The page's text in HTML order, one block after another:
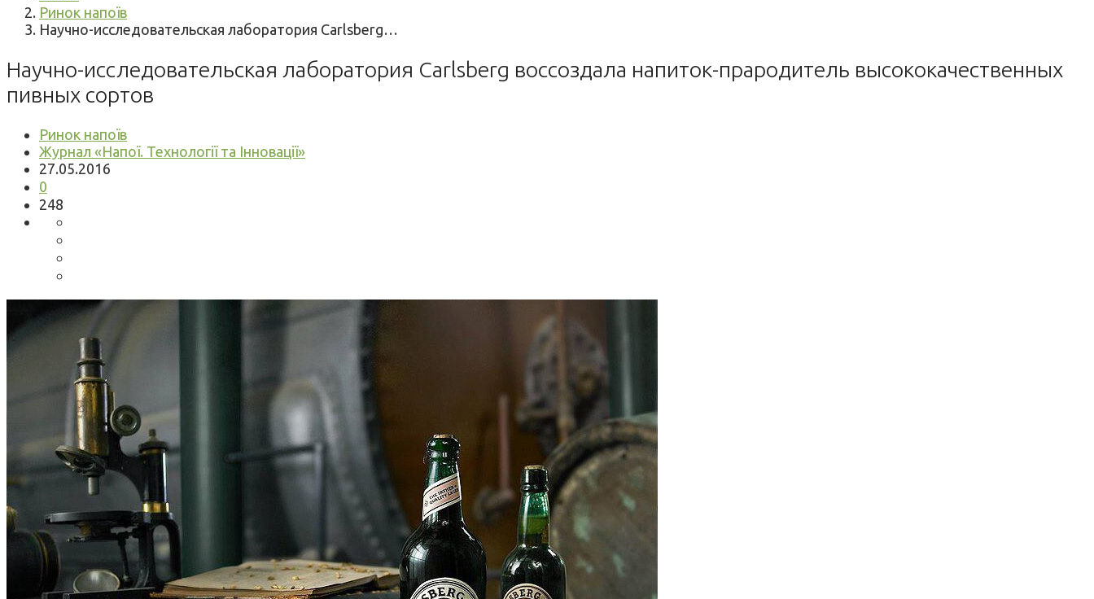
Ринок напоїв
Научно-исследовательская лаборатория Carlsberg…
Научно-исследовательская лаборатория Carlsberg воссоздала напиток-прародитель высококачественных
пивных сортов
Ринок напоїв
Журнал «Напої. Технології та Інновації»
27.05.2016
0
248